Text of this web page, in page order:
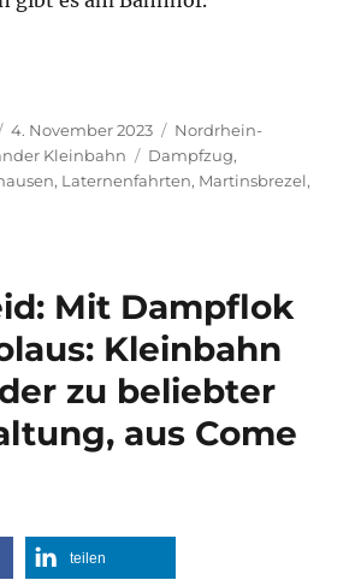
Erst Grünkohl, dann
Veröffentlicht
am
4. November 2023 Kategorien
Nordrhein-
Kleinbahn Schlagwörter
Dampfzug,
, Laternenfahrten, Martinsbrezel,
Mit Dampflok
Kleinbahn
zu beliebter
aus Come
teilen